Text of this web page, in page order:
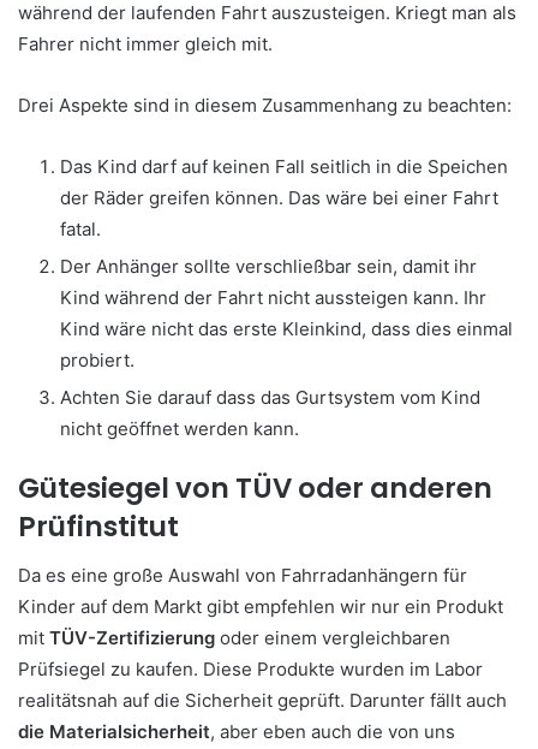
während der laufenden Fahrt auszusteigen. Kriegt man als
Fahrer nicht immer gleich mit.
Drei Aspekte sind in diesem Zusammenhang zu beachten:
Das Kind darf auf keinen Fall seitlich in die Speichen
der Räder greifen können. Das wäre bei einer Fahrt
fatal.
Der Anhänger sollte verschließbar sein, damit ihr
Kind während der Fahrt nicht aussteigen kann. Ihr
Kind wäre nicht das erste Kleinkind, dass dies einmal
probiert.
Achten Sie darauf dass das Gurtsystem vom Kind
nicht geöffnet werden kann.
Gütesiegel von TÜV oder anderen
Prüfinstitut
Da es eine große Auswahl von Fahrradanhängern für
Kinder auf dem Markt gibt empfehlen wir nur ein Produkt
mit TÜV-Zertifizierung oder einem vergleichbaren
Prüfsiegel zu kaufen. Diese Produkte wurden im Labor
realitätsnah auf die Sicherheit geprüft. Darunter fällt auch
die Materialsicherheit, aber eben auch die von uns